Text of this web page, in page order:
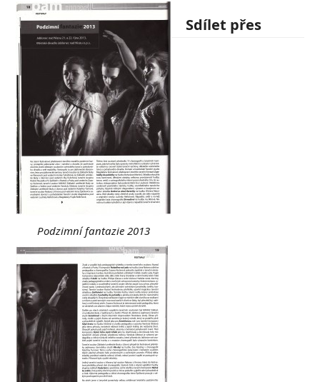
Podzimní fantazie 2013
Sdílet přes